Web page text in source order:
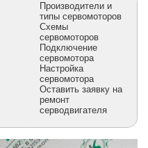
Производители и
типы сервомоторов
Схемы
сервомоторов
Подключение
сервомотора
Настройка
сервомотора
Оставить заявку на
ремонт
серводвигателя